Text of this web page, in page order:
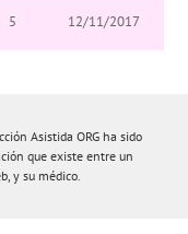
5 12/11/2017
Asistida ORG ha sido
que existe entre un
y su médico.